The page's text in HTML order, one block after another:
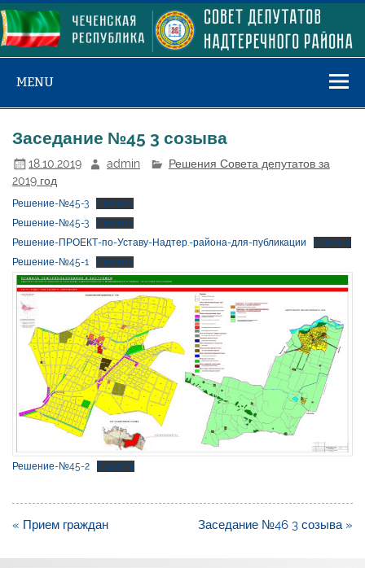
Skip
to
content
MENU
Заседание №45 3 созыва
18.10.2019 admin
Решения Совета депутатов за
2019 год
Решение-№45-3
Скачать
Решение-№45-3
Скачать
Решение-ПРОЕКТ-по-Уставу-Надтер.-района-для-публикации
Скачать
Решение-№45-1
Скачать
Решение-№45-2 Скачать
Навигация
записям
« Прием граждан Заседание №46 3 созыва »